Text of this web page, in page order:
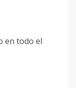
en todo el